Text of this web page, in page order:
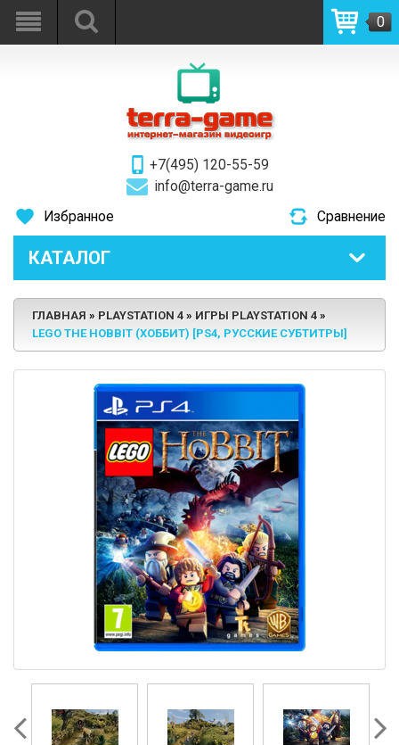
+7(495) 120-55-59
info@terra-game.ru
0
Избранное Сравнение
КАТАЛОГ
ГЛАВНАЯ PLAYSTATION 4
ИГРЫ PLAYSTATION 4
LEGO THE HOBBIT (ХОББИТ) [PS4, РУССКИЕ СУБТИТРЫ]